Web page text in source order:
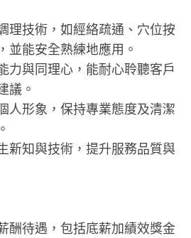
理技術，如經絡疏通、穴位按
並能安全熟練地應用。
力與同理心，能耐心聆聽客戶
議。
人形象，保持專業態度及清潔
新知與技術，提升服務品質與
酬待遇，包括底薪加績效獎金